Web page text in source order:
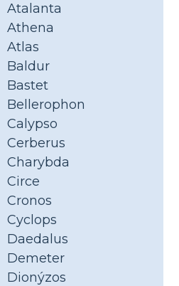
Atalanta
Athena
Atlas
Baldur
Bastet
Bellerophon
Calypso
Cerberus
Charybda
Circe
Cronos
Cyclops
Daedalus
Demeter
Dionýzos